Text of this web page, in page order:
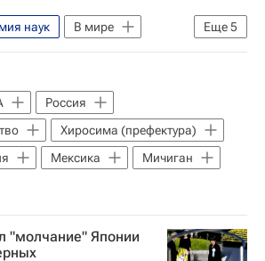
Еще5
наук
В мире
Россия
образования
Россия
Хиросима (префектура)
Мексика
Мичиган
"молчание" Японии